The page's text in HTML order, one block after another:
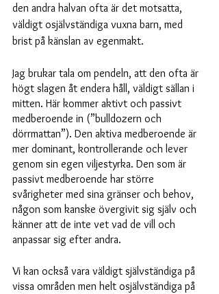
den andra halvan ofta är det motsatta,
väldigt osjälvständiga vuxna barn, med
brist på känslan av egenmakt.
Jag brukar tala om pendeln, att den ofta är
högt slagen åt endera håll, väldigt sällan i
mitten. Här kommer aktivt och passivt
medberoende in (”bulldozern och
dörrmattan”). Den aktiva medberoende är
mer dominant, kontrollerande och lever
genom sin egen viljestyrka. Den som är
passivt medberoende har större
svårigheter med sina gränser och behov,
någon som kanske övergivit sig själv och
känner att de inte vet vad de vill och
anpassar sig efter andra.
Vi kan också vara väldigt självständiga på
vissa områden men helt osjälvständiga på